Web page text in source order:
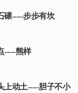
磙-----步步有坎
-----熊样
上动土-----胆子不小